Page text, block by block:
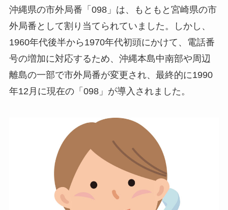
沖縄県の市外局番「098」は、もともと宮崎県の市
外局番として割り当てられていました。
しかし、
1960年代後半から1970年代初頭にかけて、電話番
号の増加に対応するため、沖縄本島中南部や周辺
離島の一部で市外局番が変更され、最終的に1990
年12月に現在の「098」が導入されました。